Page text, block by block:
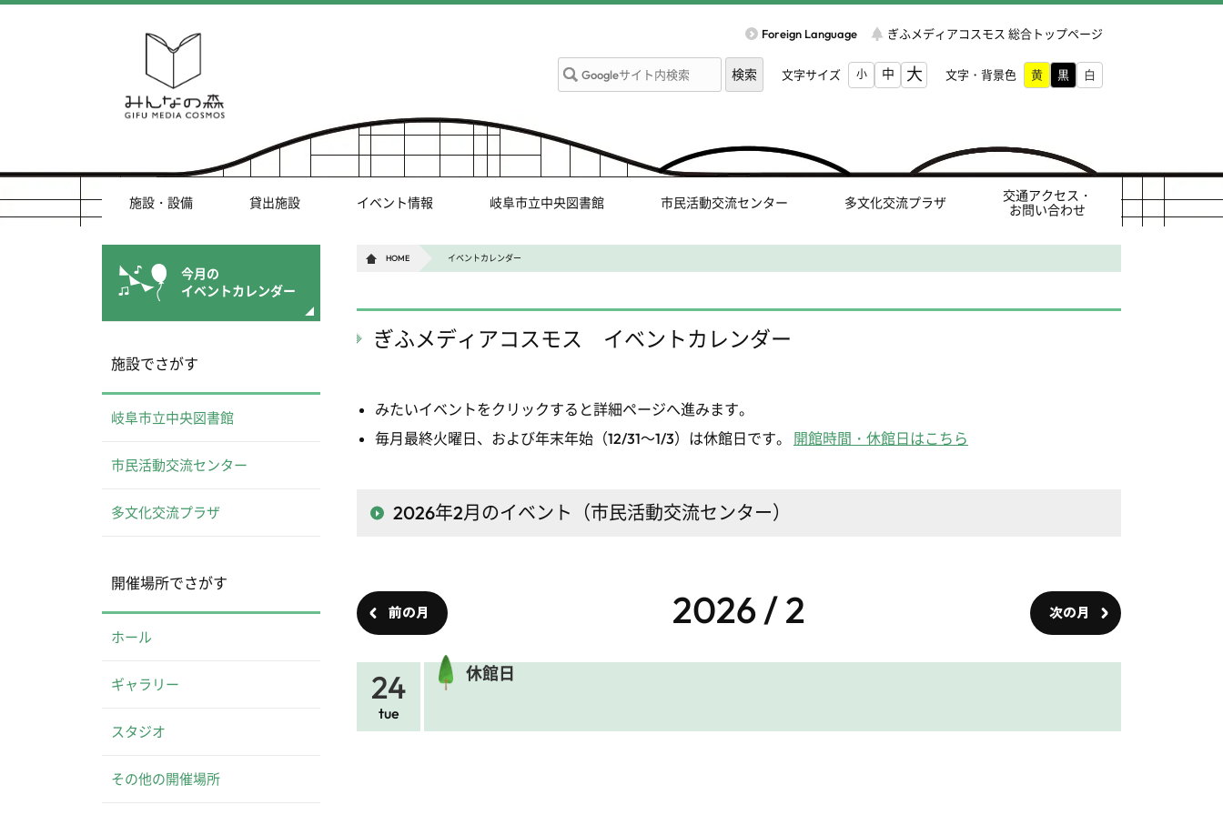
Foreign Language ぎふメディアコスモス 総合トップページ
文字サイズ 小 中 大 文字・背景色
施設・設備 貸出施設 イベント情報 岐阜市立中央図書館 市民活動交流センター 多文化交流プラザ
交通アクセス・
お問い合わせ
HOME イベントカレンダー
ぎふメディアコスモス イベントカレンダー
みたいイベントをクリックすると詳細ページへ進みます。
毎月最終火曜日、および年末年始（12/31～1/3）は休館日です。 開館時間・休館日はこちら
2026年2月のイベント（市民活動交流センター）
前の月 2026 / 2 次の月
24
tue
休館日
今月の
イベントカレンダー
施設でさがす
岐阜市立中央図書館
市民活動交流センター
多文化交流プラザ
開催場所でさがす
ホール
ギャラリー
スタジオ
その他の開催場所